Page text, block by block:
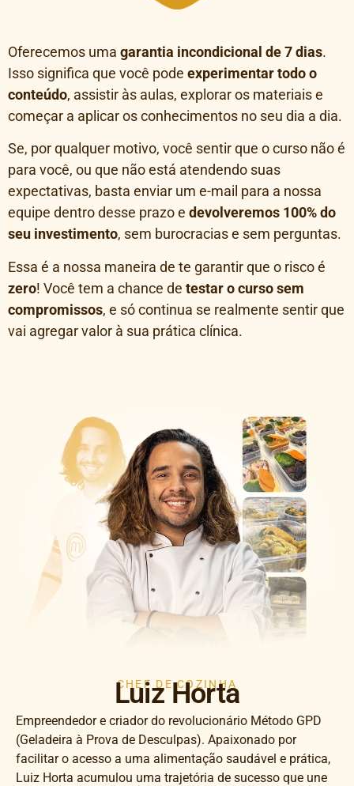
Oferecemos uma garantia incondicional de 7 dias.
Isso significa que você pode experimentar todo o
conteúdo, assistir às aulas, explorar os materiais e
começar a aplicar os conhecimentos no seu dia a dia.
Se, por qualquer motivo, você sentir que o curso não é
para você, ou que não está atendendo suas
expectativas, basta enviar um e-mail para a nossa
equipe dentro desse prazo e devolveremos 100% do
seu investimento, sem burocracias e sem perguntas.
Essa é a nossa maneira de te garantir que o risco é
zero! Você tem a chance de testar o curso sem
compromissos, e só continua se realmente sentir que
vai agregar valor à sua prática clínica.
CHEF DE COZINHA
Luiz Horta
Empreendedor e criador do revolucionário Método GPD
(Geladeira à Prova de Desculpas). Apaixonado por
facilitar o acesso a uma alimentação saudável e prática,
Luiz Horta acumulou uma trajetória de sucesso que une